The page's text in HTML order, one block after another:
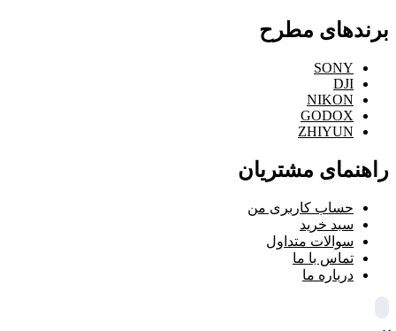
برندهای مطرح
SONY
DJI
NIKON
GODOX
ZHIYUN
راهنمای مشتریان
حساب کاربری من
سبد خرید
سوالات متداول
تماس با ما
درباره ما